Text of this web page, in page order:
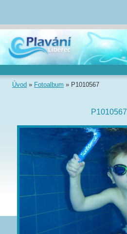
Úvod » Fotoalbum » P1010567
P1010567